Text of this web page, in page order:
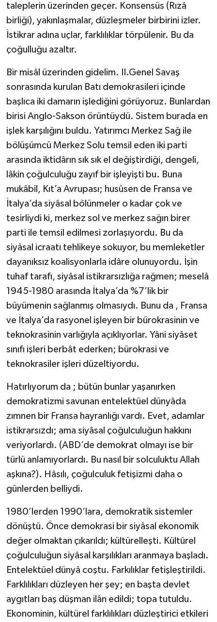
taleplerin üzerinden geçer. Konsensüs (Rızâ
birliği), yakınlaşmalar, düzleşmeler birbirini izler.
İstikrar adına uçlar, farklılıklar törpülenir. Bu da
çoğulluğu azaltır.
Bir misâl üzerinden gidelim. II.Genel Savaş
sonrasında kurulan Batı demokrasileri içinde
başlıca iki damarın işlediğini görüyoruz. Bunlardan
birisi Anglo-Sakson örüntüydü. Sistem burada en
işlek karşılığını buldu. Yatırımcı Merkez Sağ ile
bölüşümcü Merkez Solu temsil eden iki parti
arasında iktidârın sık sık el değiştirdiği, dengeli,
lâkin çoğulculuğu zayıf bir işleyişti bu. Buna
mukâbil, Kıt’a Avrupası; husûsen de Fransa ve
İtalya’da siyâsal bölünmeler o kadar çok ve
tesirliydi ki, merkez sol ve merkez sağın birer
parti ile temsil edilmesi zorlaşıyordu. Bu da
siyâsal icraatı tehlikeye sokuyor, bu memleketler
dayanıksız koalisyonlarla idâre olunuyordu. İşin
tuhaf tarafı, siyâsal istikrarsızlığa rağmen; meselâ
1945-1980 arasında İtalya’da %7’lik bir
büyümenin sağlanmış olmasıydı. Bunu da , Fransa
ve İtalya’da rasyonel işleyen bir bürokrasinin ve
teknokrasinin varlığıyla açıklıyorlar. Yâni siyâset
sınıfı işleri berbât ederken; bürokrasi ve
teknokrasiler işleri düzeltiyordu.
Hatırlıyorum da ; bütün bunlar yaşanırken
demokratizmi savunan entelektüel dünyâda
zımnen bir Fransa hayranlığı vardı. Evet, adamlar
istikrarsızdı; ama siyâsal çoğulculuğun hakkını
veriyorlardı. (ABD’de demokrat olmayı ise bir
türlü anlamıyorlardı. Bu nasıl bir solculuktu Allah
aşkına?). Hâsılı, çoğulculuk fetişizmi daha o
günlerden belliydi.
1980’lerden 1990’lara, demokratik sistemler
dönüştü. Önce demokrasi bir siyâsal ekonomik
değer olmaktan çıkarıldı; kültürelleşti. Kültürel
çoğulculuğun siyâsal karşılıkları aranmaya başladı.
Entelektüel dünyâ coştu. Farkılıklar fetişleştirildi.
Farklılıkları düzleyen her şey; en başta devlet
aygıtları baş düşman ilân edildi; topa tutuldu.
Ekonominin, kültürel farklılıkları düzleştirici etkileri